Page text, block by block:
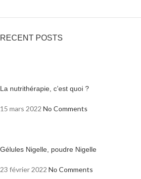
RECENT POSTS
La nutrithérapie, c’est quoi ?
15 mars 2022 No Comments
Gélules Nigelle, poudre Nigelle
23 février 2022 No Comments